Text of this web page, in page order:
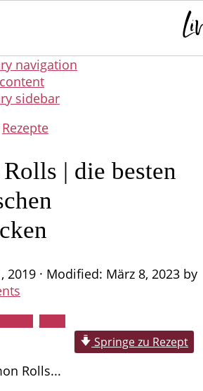
navigation
sidebar
Rezepte
| die besten
2019 · Modified: März 8, 2023 by
Springe zu Rezept
Rolls...